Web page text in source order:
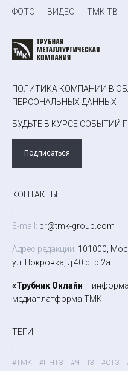
ФОТО ВИДЕО ТМК ТВ
ПОЛИТИКА КОМПАНИИ В
ПЕРСОНАЛЬНЫХ ДАННЫХ
БУДЬТЕ В КУРСЕ СОБЫТИЙ
Подписаться
КОНТАКТЫ
E-mail: pr@tmk-group.com
Адрес редакции: 101000,
ул. Покровка, д.40 стр.2а
«Трубник Онлайн –
медиаплатформа ТМК
ТЕГИ
#ТМК #ПНТЗ #ЧТПЗ #СТЗ